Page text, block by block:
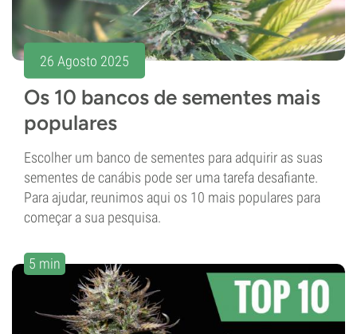
26 Agosto 2025
Os 10 bancos de sementes mais
populares
Escolher um banco de sementes para adquirir as suas
sementes de canábis pode ser uma tarefa desafiante.
Para ajudar, reunimos aqui os 10 mais populares para
começar a sua pesquisa.
5 min